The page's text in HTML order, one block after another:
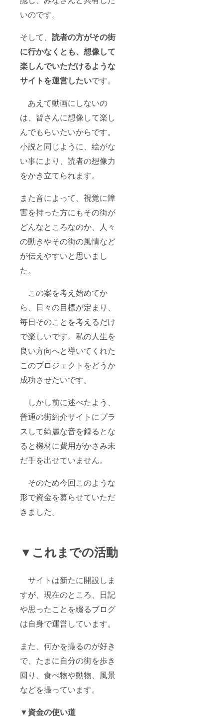
いのです。
そして、 読者の方がその街
に行かなくとも、想像して
楽しんでいただけるような
サイトを運営したいです。
あえて動画にしないの
は、皆さんに想像して楽し
んでもらいたいからです。
小説と同じように、絵がな
い事により、読者の想像力
をかき立てられます。
また音によって、視覚に障
害を持った方にもその街が
どんなところなのか、人々
の動きやその街の風情など
が伝えやすいと思いまし
た。
この案を考え始めてか
ら、日々の目標が定まり、
毎日そのことを考えるだけ
で楽しいです。私の人生を
良い方向へと導いてくれた
このプロジェクトをどうか
成功させたいです。
しかし前に述べたよう、
普通の街紹介サイトにプラ
スして綺麗な音を録るとな
ると機材に費用がかさみ未
だ手を出せていません。
そのため今回このような
形で資金を募らせていただ
きました。
▼これまでの活動
サイトは新たに開設しま
すが、現在のところ、日記
や思ったことを綴るブログ
は自身で運営しています。
また、何かを撮るのが好き
で、たまに自分の街を歩き
回り、食べ物や動物、風景
などを撮っています。
▼資金の使い道